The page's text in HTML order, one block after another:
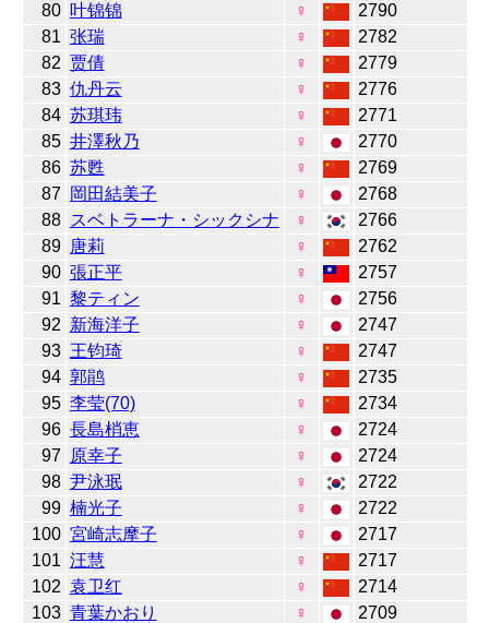
80 叶锦锦 ♀
2790
81 张瑞 ♀
2782
82 贾倩 ♀
2779
83 仇丹云 ♀
2776
84 苏琪玮 ♀
2771
85 井澤秋乃 ♀
2770
86 苏甦 ♀
2769
87
岡田結美子 ♀
2768
88 スベトラーナ・シックシナ ♀
2766
89 唐莉 ♀
2762
90 張正平 ♀
2757
91 黎ティン ♀
2756
92 新海洋子 ♀
2747
93 王钧琦 ♀
2747
94 郭鹃 ♀
2735
95 李莹(70) ♀
2734
96 長島梢恵 ♀
2724
97
原幸子 ♀
2724
98 尹泳珉 ♀
2722
99 楠光子 ♀
2722
100 宮崎志摩子 ♀
2717
101 汪慧 ♀
2717
102 袁卫红 ♀
2714
103 青葉かおり ♀
2709